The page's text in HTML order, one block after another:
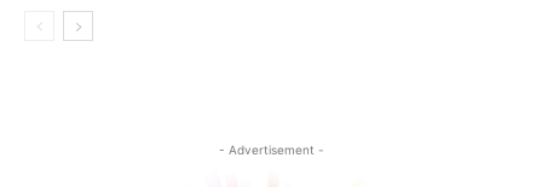
- Advertisement -